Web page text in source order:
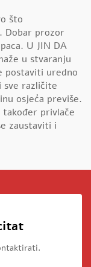
što
Dobar prozor
U JIN DA
u stvaranju
postaviti uredno
sve različite
osjeća previše.
privlače
zaustaviti i